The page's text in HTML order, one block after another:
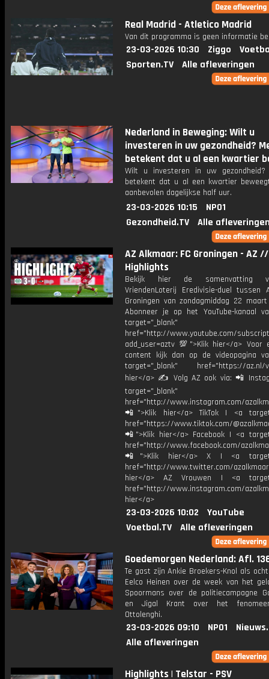
Real Madrid - Atletico Madrid
Van dit programma is geen informatie
23-03-2026 10:30 Ziggo
Sporten.TV
Alle afleveringen
Nederland in Beweging: Wilt u
investeren in uw gezondheid?
betekent dat u al een kwartier
Wilt u investeren in uw gezondheid?
betekent dat u al een kwartier
aanbevolen dagelijkse half uur.
23-03-2026 10:15
NPO1
Gezondheid.TV
Alle
AZ Alkmaar: FC Groningen - AZ //
Highlights
Bekijk hier de samenvatting
VriendenLoterij Eredivisie-duel tussen
Groningen van zondagmiddag 22
Abonneer je op het YouTube-kanaal
target="_blank"
href="http://www.youtube.com/
add_user=aztv 💯">Klik hier</a> Voor
content kijk dan op de videopagina
target="_blank" href="https://az.nl/
hier</a> ✍ Volg AZ ook via: 📲
target="_blank"
href="http://www.instagram.com/
📲">Klik hier</a> TikTok | <a
href="https://www.tiktok.com/
📲">Klik hier</a> Facebook | <a
href="http://www.facebook.com/
📲">Klik hier</a> X | <a
href="http://www.twitter.com/
hier</a> AZ Vrouwen | <a
href="http://www.instagram.com/
hier</a>
23-03-2026 10:02
YouTube
Voetbal.TV
Alle afleveringen
Goedemorgen Nederland: Afl.
Te gast zijn Ankie Broekers-Knol als
Eelco Heinen over de week van het
Spoormans over de politiecampagne
en Jigal Krant over het
Ottolenghi.
23-03-2026 09:10 NPO1
Alle afleveringen
Highlights | Telstar - PSV